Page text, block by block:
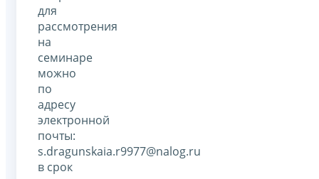
для
рассмотрения
на
семинаре
можно
по
адресу
электронной
почты:
s.dragunskaia.r9977@nalog.ru
в срок